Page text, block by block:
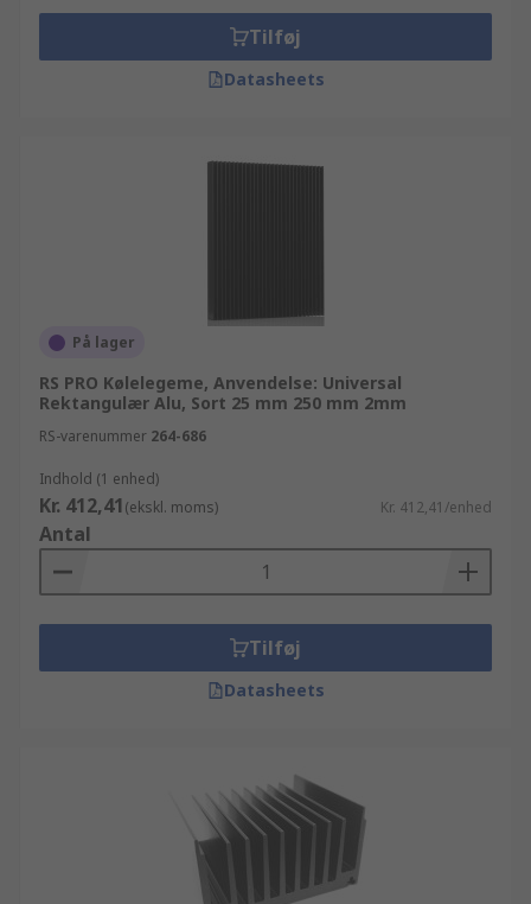
Tilføj
Datasheets
På lager
RS PRO Kølelegeme, Anvendelse: Universal
Rektangulær Alu, Sort 25 mm 250 mm 2mm
RS-varenummer 264-686
Indhold (1 enhed)
Kr. 412,41(ekskl. moms) Kr. 412,41/enhed
Antal
Tilføj
Datasheets